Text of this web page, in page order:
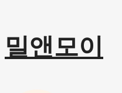
밀앤모이